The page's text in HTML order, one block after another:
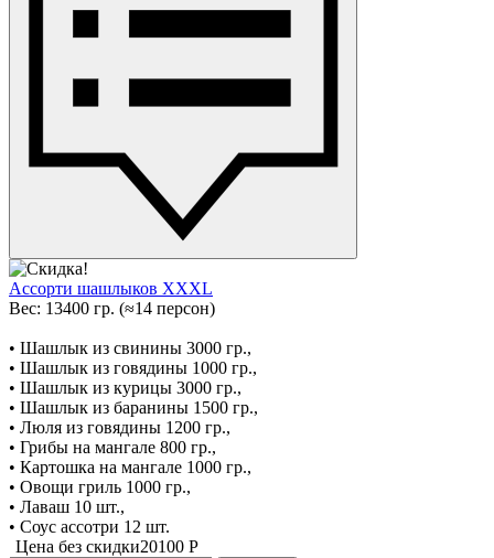
Ассорти шашлыков XXXL
Вес: 13400 гр. (≈14 персон)
• Шашлык из свинины 3000 гр.,
• Шашлык из говядины 1000 гр.,
• Шашлык из курицы 3000 гр.,
• Шашлык из баранины 1500 гр.,
• Люля из говядины 1200 гр.,
• Грибы на мангале 800 гр.,
• Картошка на мангале 1000 гр.,
• Овощи гриль 1000 гр.,
• Лаваш 10 шт.,
• Соус ассотри 12 шт.
Цена без скидки20100 P